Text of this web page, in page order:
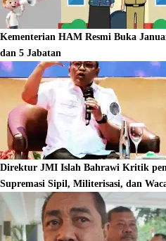
Kementerian HAM Resmi Buka
dan 5 Jabatan
Direktur JMI Islah Bahrawi Kritik
Supremasi Sipil, Militerisasi, dan